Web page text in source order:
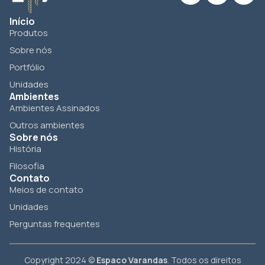
Início
Produtos
Sobre nós
Portfólio
Unidades
Ambientes
Ambientes Assinados
Outros ambientes
Sobre nós
História
Filosofia
Contato
Meios de contato
Unidades
Perguntas frequentes
Copyright 2024 © Espaco Varandas. Todos os direitos